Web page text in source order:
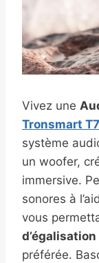
Vivez une
Tronsmart T7
système
un woofer,
immersive.
sonores à
vous
d’égalisation
préférée.